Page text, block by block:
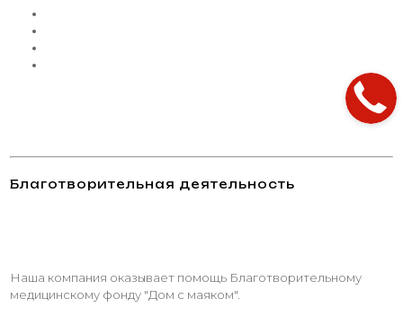
Благотворительная деятельность
Наша компания оказывает помощь Благотворительному
медицинскому фонду "Дом с маяком".